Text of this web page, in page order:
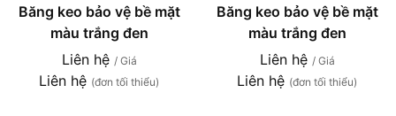
Băng keo bảo vệ bề mặt
màu trắng đen
Liên hệ / Giá
Liên hệ (đơn tối thiểu)
Băng keo bảo vệ bề mặt
màu trắng đen
Liên hệ / Giá
Liên hệ (đơn tối thiểu)